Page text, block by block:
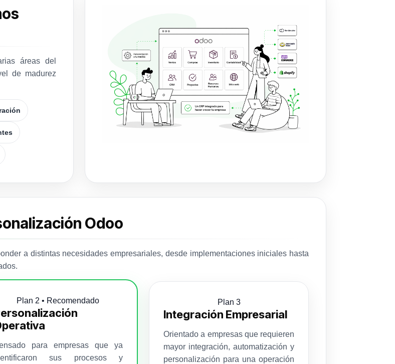
áreas del
de madurez
Odoo
a distintas necesidades empresariales, desde implementaciones iniciales hasta
Plan 2 • Recomendado
para empresas que ya
sus procesos y
Plan 3
Integración Empresarial
Orientado a empresas que requieren
mayor integración, automatización y
personalización para una operación